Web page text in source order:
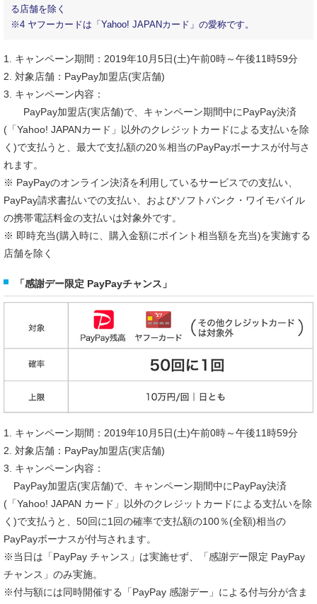
る店舗を除く
※4 ヤフーカードは「Yahoo! JAPANカード」の愛称です。
1. キャンペーン期間：2019年10月5日(土)午前0時～午後11時59分
2. 対象店舗：PayPay加盟店(実店舗)
3. キャンペーン内容：
PayPay加盟店(実店舗)で、キャンペーン期間中にPayPay決済
(「Yahoo! JAPANカード」以外のクレジットカードによる支払いを除
く)で支払うと、最大で支払額の20％相当のPayPayボーナスが付与さ
れます。
※ PayPayのオンライン決済を利用しているサービスでの支払い、
PayPay請求書払いでの支払い、およびソフトバンク・ワイモバイル
の携帯電話料金の支払いは対象外です。
※ 即時充当(購入時に、購入金額にポイント相当額を充当)を実施する
店舗を除く
「感謝デー限定 PayPayチャンス」
1. キャンペーン期間：2019年10月5日(土)午前0時～午後11時59分
2. 対象店舗：PayPay加盟店(実店舗)
3. キャンペーン内容：
PayPay加盟店(実店舗)で、キャンペーン期間中にPayPay決済
(「Yahoo! JAPAN カード」以外のクレジットカードによる支払いを除
く)で支払うと、50回に1回の確率で支払額の100％(全額)相当の
PayPayボーナスが付与されます。
※当日は「PayPay チャンス」は実施せず、「感謝デー限定 PayPay
チャンス」のみ実施。
※付与額には同時開催する「PayPay 感謝デー」による付与分が含ま